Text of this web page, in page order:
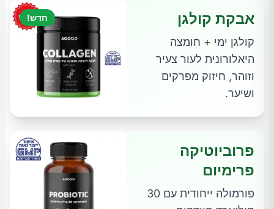
חדש! אבקת קולגן
קולגן ימי + חומצה
היאלורונית לעור צעיר
וזוהר, חיזוק מפרקים
ושיער.
פרוביוטיקה
פרימיום
פורמולה ייחודית עם 30